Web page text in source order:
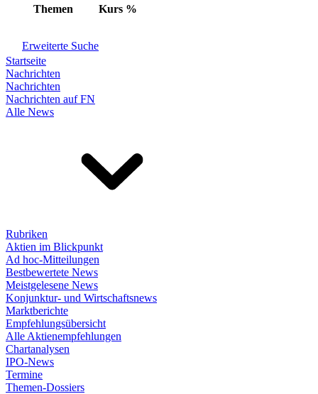
Themen Kurs %
Erweiterte Suche
Startseite
Nachrichten
Nachrichten
Nachrichten auf FN
Alle News
Rubriken
Aktien im Blickpunkt
Ad hoc-Mitteilungen
Bestbewertete News
Meistgelesene News
Konjunktur- und Wirtschaftsnews
Marktberichte
Empfehlungsübersicht
Alle Aktienempfehlungen
Chartanalysen
IPO-News
Termine
Themen-Dossiers